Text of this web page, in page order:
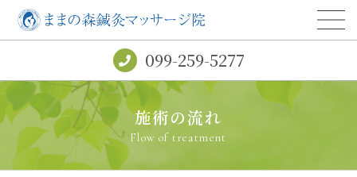
099-259-5277
施術の流れ
Flow of treatment